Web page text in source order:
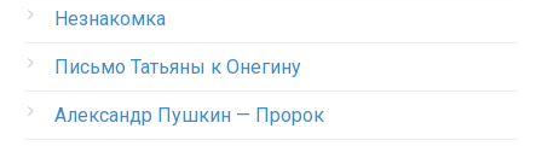
Незнакомка
Письмо Татьяны к Онегину
Александр Пушкин — Пророк